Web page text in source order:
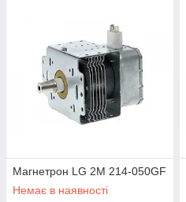
Магнетрон LG 2M 214-050GF
Немає в наявності